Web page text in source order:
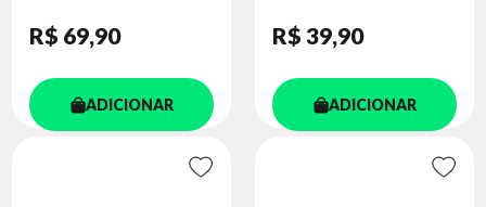
R$ 69,90
ADICIONAR
R$ 39,90
ADICIONAR